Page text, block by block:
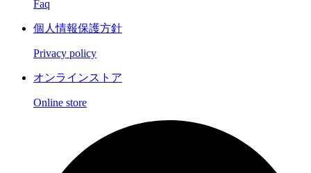
Faq
個人情報保護方針
Privacy policy
オンラインストア
Online store